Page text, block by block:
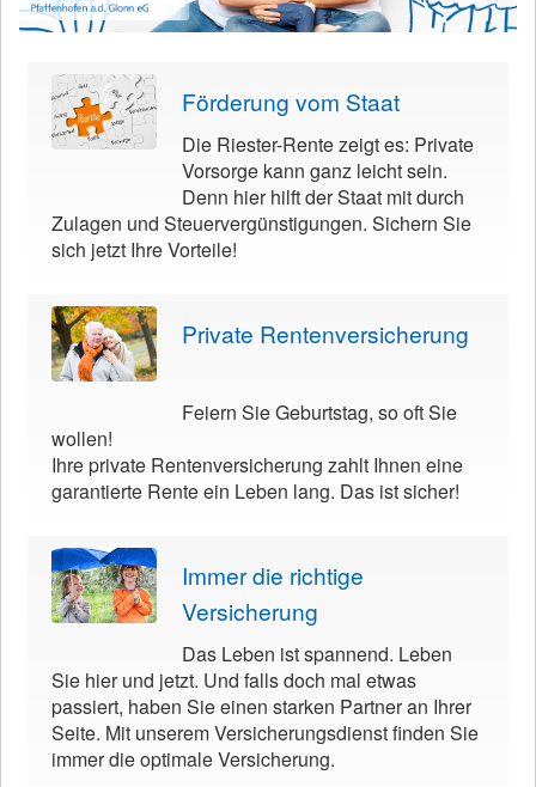
Förderung vom Staat
Die Riester-Rente zeigt es: Private
Vorsorge kann ganz leicht sein.
Denn hier hilft der Staat mit durch
Zulagen und Steuervergünstigungen. Sichern Sie
sich jetzt Ihre Vorteile!
Private Rentenversicherung
Feiern Sie Geburtstag, so oft Sie
wollen!
Ihre private Rentenversicherung zahlt Ihnen eine
garantierte Rente ein Leben lang. Das ist sicher!
Immer die richtige
Versicherung
Das Leben ist spannend. Leben
Sie hier und jetzt. Und falls doch mal etwas
passiert, haben Sie einen starken Partner an Ihrer
Seite. Mit unserem Versicherungsdienst finden Sie
immer die optimale Versicherung.